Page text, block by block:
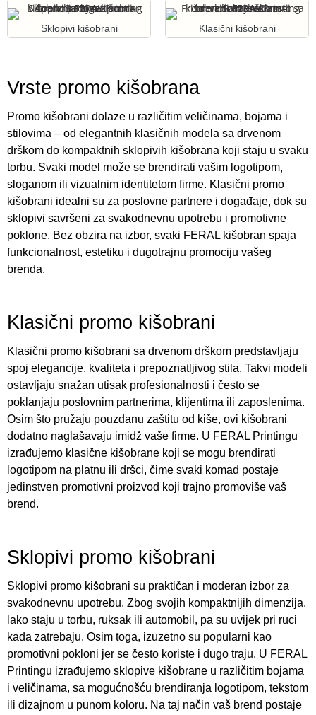
Sklopivi kišobrani Klasični kišobrani
Vrste promo kišobrana
Promo kišobrani dolaze u različitim veličinama, bojama i
stilovima – od elegantnih klasičnih modela sa drvenom
drškom do kompaktnih sklopivih kišobrana koji staju u svaku
torbu. Svaki model može se brendirati vašim logotipom,
sloganom ili vizualnim identitetom firme. Klasični promo
kišobrani idealni su za poslovne partnere i događaje, dok su
sklopivi savršeni za svakodnevnu upotrebu i promotivne
poklone. Bez obzira na izbor, svaki FERAL kišobran spaja
funkcionalnost, estetiku i dugotrajnu promociju vašeg
brenda.
Klasični promo kišobrani
Klasični promo kišobrani sa drvenom drškom predstavljaju
spoj elegancije, kvaliteta i prepoznatljivog stila. Takvi modeli
ostavljaju snažan utisak profesionalnosti i često se
poklanjaju poslovnim partnerima, klijentima ili zaposlenima.
Osim što pružaju pouzdanu zaštitu od kiše, ovi kišobrani
dodatno naglašavaju imidž vaše firme. U FERAL Printingu
izrađujemo klasične kišobrane koji se mogu brendirati
logotipom na platnu ili dršci, čime svaki komad postaje
jedinstven promotivni proizvod koji trajno promoviše vaš
brend.
Sklopivi promo kišobrani
Sklopivi promo kišobrani su praktičan i moderan izbor za
svakodnevnu upotrebu. Zbog svojih kompaktnijih dimenzija,
lako staju u torbu, ruksak ili automobil, pa su uvijek pri ruci
kada zatrebaju. Osim toga, izuzetno su popularni kao
promotivni pokloni jer se često koriste i dugo traju. U FERAL
Printingu izrađujemo sklopive kišobrane u različitim bojama
i veličinama, sa mogućnošću brendiranja logotipom, tekstom
ili dizajnom u punom koloru. Na taj način vaš brend postaje